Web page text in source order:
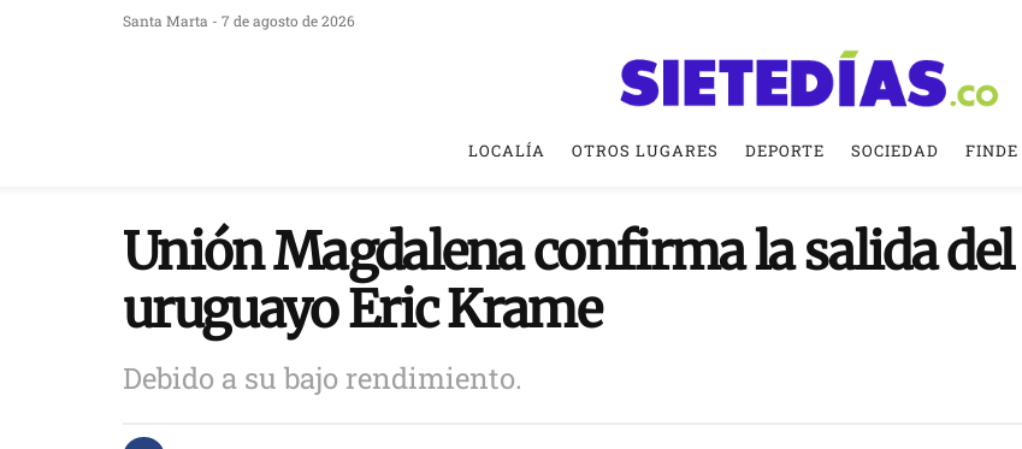
Santa Marta - 7 de agosto de 2026
LOCALÍA OTROS LUGARES DEPORTE SOCIEDAD FINDE
Unión Magdalena confirma la salida del
uruguayo Eric Krame
Debido a su bajo rendimiento.